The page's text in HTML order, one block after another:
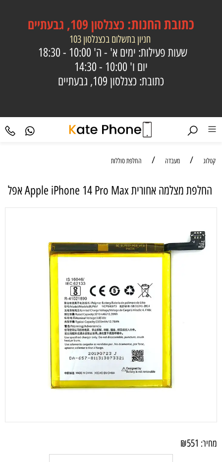
כתובתהחנות: כצנלסון 109, גבעתיים
חניון בתשלום בכצנלסון 103
שעות פעילות: ימים א' - ה' 10:00 - 18:30
יום ו' 10:00 - 14:30
כתובת: כצנלסון 109, גבעתיים
קטלוג / מעבדה / החלפת סוללות
החלפת מצלמה אחורית Apple iPhone 14 Pro Max אפל
מחיר: ₪551